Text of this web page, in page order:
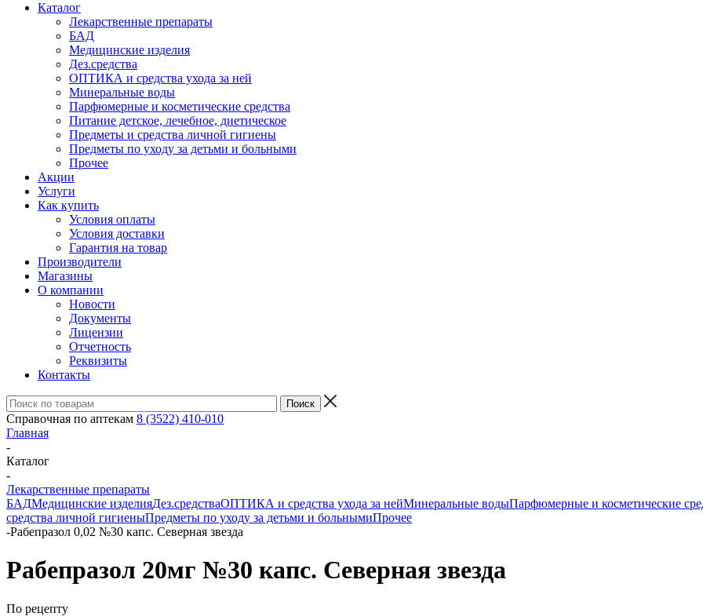
Каталог
Лекарственные препараты
БАД
Медицинские изделия
Дез.средства
ОПТИКА и средства ухода за ней
Минеральные воды
Парфюмерные и косметические средства
Питание детское, лечебное, диетическое
Предметы и средства личной гигиены
Предметы по уходу за детьми и больными
Прочее
Акции
Услуги
Как купить
Условия оплаты
Условия доставки
Гарантия на товар
Производители
Магазины
О компании
Новости
Документы
Лицензии
Отчетность
Реквизиты
Контакты
Справочная по аптекам 8 (3522) 410-010
Главная
-
Каталог
-
Лекарственные препараты
БАДМедицинские изделияДез.средстваОПТИКА и средства ухода за нейМинеральные водыПарфюмерные и косметические
средства личной гигиеныПредметы по уходу за детьми и больнымиПрочее
-Рабепразол 0,02 №30 капс. Северная звезда
Рабепразол 20мг №30 капс. Северная звезда
По рецепту